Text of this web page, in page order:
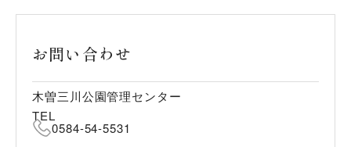
お問い合わせ
木曽三川公園管理センター
TEL
0584-54-5531